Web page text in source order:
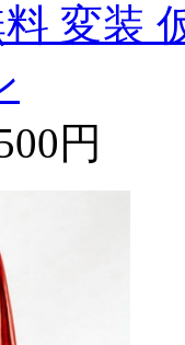
変装
円